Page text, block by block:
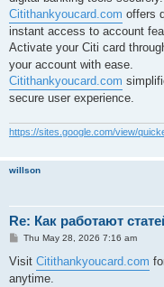
Citithankyoucard.com offers
instant access to account
Activate your Citi card
your account with ease.
Citithankyoucard.com
secure user experience.
https://sites.google.com/view/
willson
Re: Как работают
P
s
Thu May 28, 2026 7:16 am
Visit Citithankyoucard.com
anytime.